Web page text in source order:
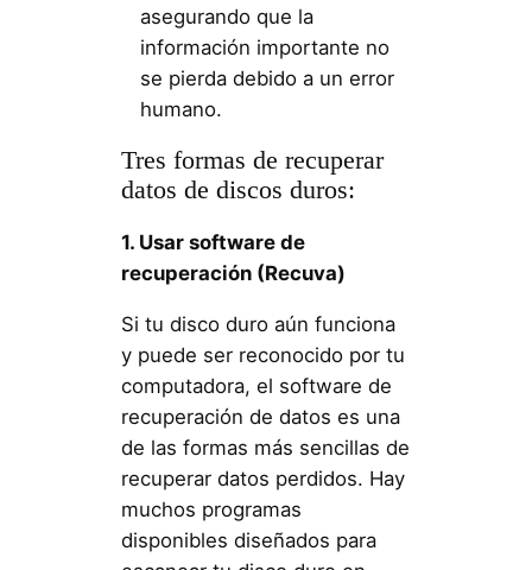
asegurando que la
información importante no
se pierda debido a un error
humano.
Tres formas de recuperar
datos de discos duros:
1. Usar software de
recuperación (Recuva)
Si tu disco duro aún funciona
y puede ser reconocido por tu
computadora, el software de
recuperación de datos es una
de las formas más sencillas de
recuperar datos perdidos. Hay
muchos programas
disponibles diseñados para